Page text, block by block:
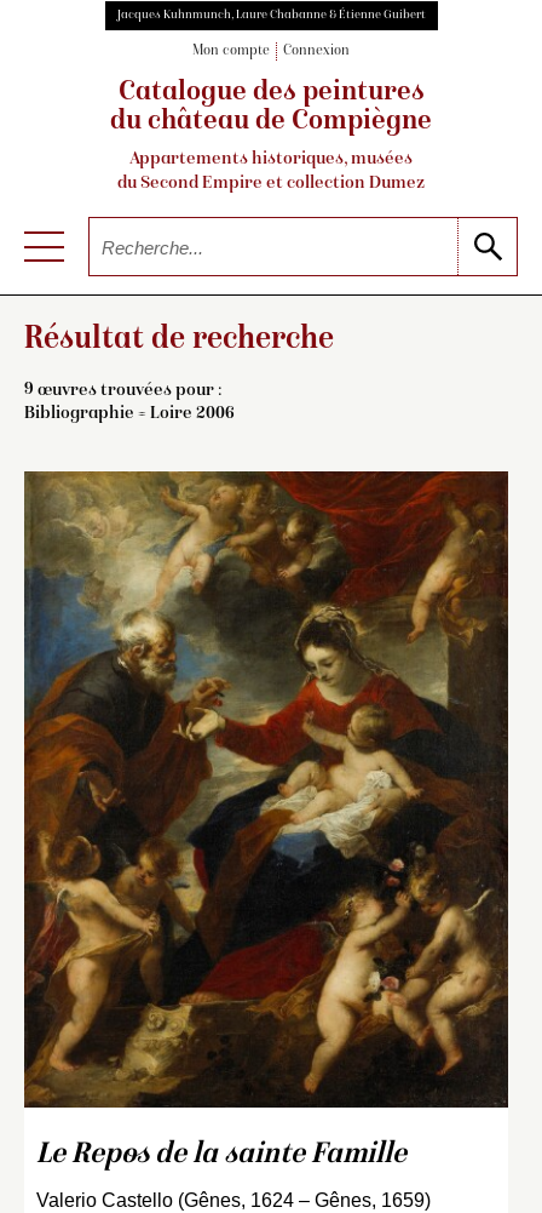
Jacques Kuhnmunch, Laure Chabanne & Étienne Guibert
Mon compte Connexion
Catalogue des peintures
du château de Compiègne
Appartements historiques, musées
du Second Empire et collection Dumez
Résultat de recherche
9 œuvres trouvées pour :
Bibliographie = Loire 2006
Le Repos de la sainte Famille
Valerio Castello (Gênes, 1624 – Gênes, 1659)